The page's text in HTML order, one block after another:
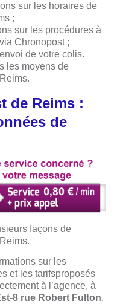
sur les horaires de
;
sur les procédures à
Chronopost ;
de votre colis.
les moyens de
de Reims :
de
façons de
sur les
et les tarifsproposés
à l’agence, à
8 rue Robert Fulton.